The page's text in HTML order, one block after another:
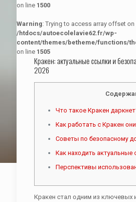
on line 1500
Warning: Trying to access array offset on
/htdocs/autoecolelavie62.fr/wp-
content/themes/betheme/functions/
on line 1505
Кракен: актуальные ссылки и
2026
Что такое Кракен
Как работать с Кракен
Советы по безопасному
Как находить актуальные
Перспективы
Кракен стал одним из ключевых